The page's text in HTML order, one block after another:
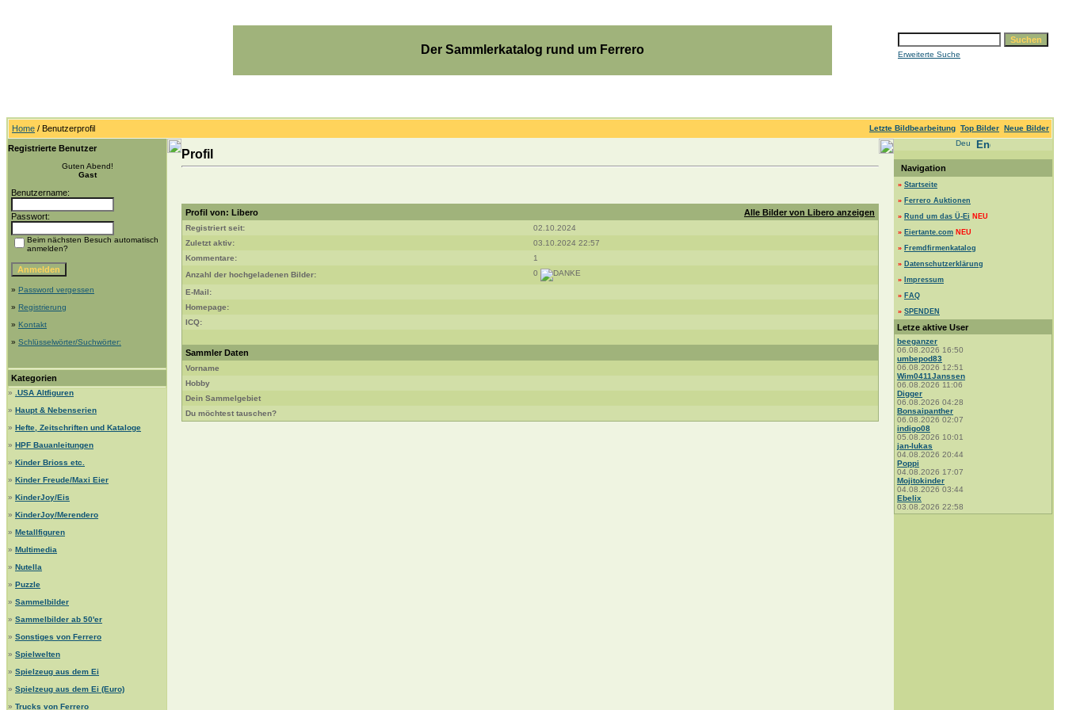
Der Sammlerkatalog rund um Ferrero Erweiterte Suche
Home / Benutzerprofil Letzte Bildbearbeitung Top Bilder Neue Bilder
Registrierte Benutzer
Guten Abend!
Gast
Benutzername:
Passwort:
Beim nächsten Besuch automatisch
anmelden?
» Password vergessen
» Registrierung
» Kontakt
» Schlüsselwörter/Suchwörter:
Kategorien
»
.USA Altfiguren
» Haupt & Nebenserien
» Hefte, Zeitschriften und Kataloge
» HPF Bauanleitungen
» Kinder Brioss etc.
» Kinder Freude/Maxi Eier
» KinderJoy/Eis
» KinderJoy/Merendero
» Metallfiguren
» Multimedia
» Nutella
» Puzzle
» Sammelbilder
» Sammelbilder ab 50'er
» Sonstiges von Ferrero
» Spielwelten
» Spielzeug aus dem Ei
» Spielzeug aus dem Ei (Euro)
» Trucks von Ferrero
Profil
Profil von: Libero Alle Bilder von Libero anzeigen
Registriert seit:
02.10.2024
Zuletzt aktiv:
03.10.2024 22:57
Kommentare:
1
Anzahl der hochgeladenen Bilder:
0
E-Mail:
Homepage:
ICQ:
Sammler Daten
Vorname
Hobby
Dein Sammelgebiet
Du möchtest tauschen?
Navigation
» Startseite
» Ferrero Auktionen
» Rund um das Ü-Ei NEU
» Eiertante.com NEU
» Fremdfirmenkatalog
» Datenschutzerklärung
» Impressum
» FAQ
» SPENDEN
Letze aktive User
beeganzer
06.08.2026 16:50
umbepod83
06.08.2026 12:51
Wim0411Janssen
06.08.2026 11:06
Digger
06.08.2026 04:28
Bonsaipanther
06.08.2026 02:07
indigo08
05.08.2026 10:01
jan-lukas
04.08.2026 20:44
Poppi
04.08.2026 17:07
Mojitokinder
04.08.2026 03:44
Ebelix
03.08.2026 22:58